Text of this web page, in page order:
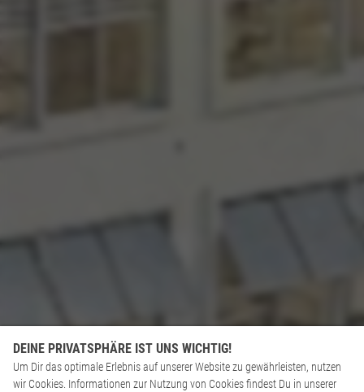
DEINE PRIVATSPHÄRE IST UNS WICHTIG!
Um Dir das optimale Erlebnis auf unserer Website zu gewährleisten, nutzen
wir Cookies. Informationen zur Nutzung von Cookies findest Du in unserer